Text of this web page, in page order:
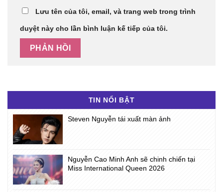
Lưu tên của tôi, email, và trang web trong trình
duyệt này cho lần bình luận kế tiếp của tôi.
TIN NỔI BẬT
Steven Nguyễn tái xuất màn ảnh
Nguyễn Cao Minh Anh sẽ chinh chiến tại
Miss International Queen 2026